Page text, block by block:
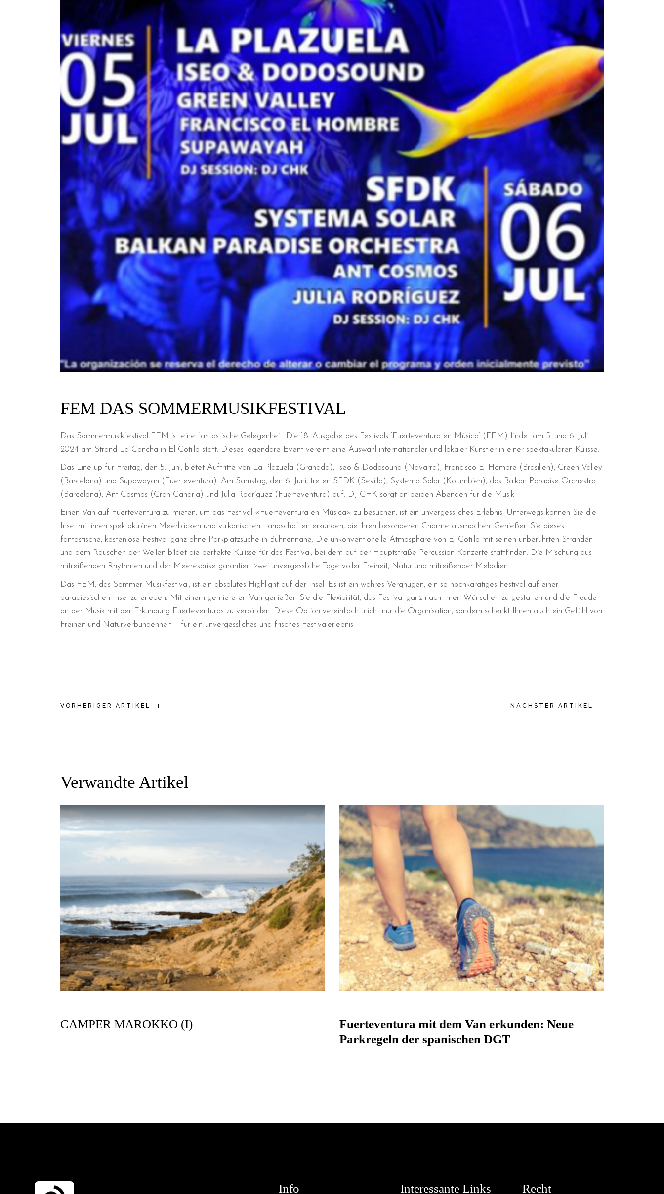
FEM DAS SOMMERMUSIKFESTIVAL
Das Sommermusikfestival FEM ist eine fantastische Gelegenheit. Die 18. Ausgabe des Festivals ‘Fuerteventura en Música’ (FEM) findet am 5. und 6. Juli
2024 am Strand La Concha in El Cotillo statt. Dieses legendäre Event vereint eine Auswahl internationaler und lokaler Künstler in einer spektakulären Kulisse.
Das Line-up für Freitag, den 5. Juni, bietet Auftritte von La Plazuela (Granada), Iseo & Dodosound (Navarra), Francisco El Hombre (Brasilien), Green Valley
(Barcelona) und Supawayah (Fuerteventura). Am Samstag, den 6. Juni, treten SFDK (Sevilla), Systema Solar (Kolumbien), das Balkan Paradise Orchestra
(Barcelona), Ant Cosmos (Gran Canaria) und Julia Rodríguez (Fuerteventura) auf. DJ CHK sorgt an beiden Abenden für die Musik.
Einen Van auf Fuerteventura zu mieten, um das Festival «Fuerteventura en Música» zu besuchen, ist ein unvergessliches Erlebnis. Unterwegs können Sie die
Insel mit ihren spektakulären Meerblicken und vulkanischen Landschaften erkunden, die ihren besonderen Charme ausmachen. Genießen Sie dieses
fantastische, kostenlose Festival ganz ohne Parkplatzsuche in Bühnennähe. Die unkonventionelle Atmosphäre von El Cotillo mit seinen unberührten Stränden
und dem Rauschen der Wellen bildet die perfekte Kulisse für das Festival, bei dem auf der Hauptstraße Percussion-Konzerte stattfinden. Die Mischung aus
mitreißenden Rhythmen und der Meeresbrise garantiert zwei unvergessliche Tage voller Freiheit, Natur und mitreißender Melodien.
Das FEM, das Sommer-Musikfestival, ist ein absolutes Highlight auf der Insel. Es ist ein wahres Vergnügen, ein so hochkarätiges Festival auf einer
paradiesischen Insel zu erleben. Mit einem gemieteten Van genießen Sie die Flexibilität, das Festival ganz nach Ihren Wünschen zu gestalten und die Freude
an der Musik mit der Erkundung Fuerteventuras zu verbinden. Diese Option vereinfacht nicht nur die Organisation, sondern schenkt Ihnen auch ein Gefühl von
Freiheit und Naturverbundenheit – für ein unvergessliches und frisches Festivalerlebnis.
VORHERIGER ARTIKEL + NÄCHSTER ARTIKEL +
Verwandte Artikel
CAMPER MAROKKO (I)
Fuerteventura mit dem Van erkunden: Neue
Parkregeln der spanischen DGT
Info Interessante Links Recht